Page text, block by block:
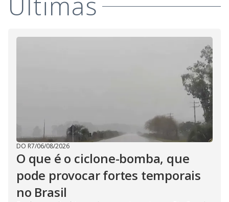
d
DO R7/06/08/2026
O que é o ciclone-bomba, que
pode provocar fortes temporais
no Brasil